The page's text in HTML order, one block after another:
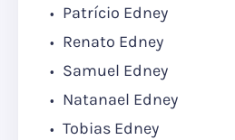
Patrício Edney
Renato Edney
Samuel Edney
Natanael Edney
Tobias Edney